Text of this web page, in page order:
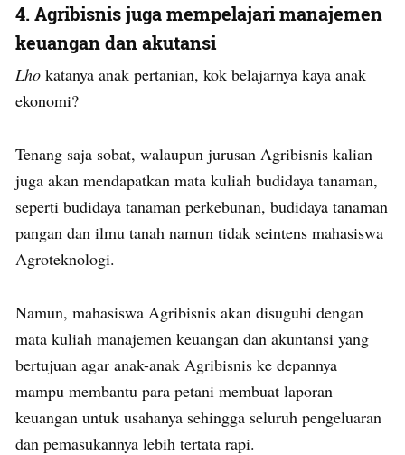
4. Agribisnis juga mempelajari manajemen
keuangan dan akutansi
Lho katanya anak pertanian, kok belajarnya kaya anak
ekonomi?
Tenang saja sobat, walaupun jurusan Agribisnis kalian
juga akan mendapatkan mata kuliah budidaya tanaman,
seperti budidaya tanaman perkebunan, budidaya tanaman
pangan dan ilmu tanah namun tidak seintens mahasiswa
Agroteknologi.
Namun, mahasiswa Agribisnis akan disuguhi dengan
mata kuliah manajemen keuangan dan akuntansi yang
bertujuan agar anak-anak Agribisnis ke depannya
mampu membantu para petani membuat laporan
keuangan untuk usahanya sehingga seluruh pengeluaran
dan pemasukannya lebih tertata rapi.